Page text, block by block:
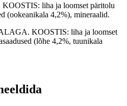
liha ja loomset päritolu
(ookeanikala 4,2%), mineraalid.
KOOSTIS: liha ja loomset
(lõhe 4,2%, tuunikala